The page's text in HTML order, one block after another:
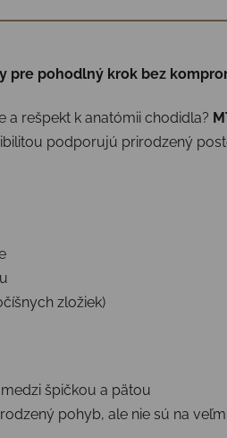
pre pohodlný krok bez
a rešpekt k anatómii chodidla?
podporujú prirodzený
zložiek)
špičkou a pätou
pohyb, ale nie sú na